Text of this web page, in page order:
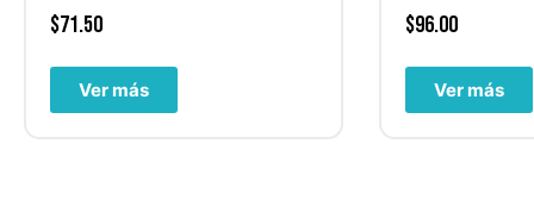
$71.50
Ver más
$96.00
Ver más